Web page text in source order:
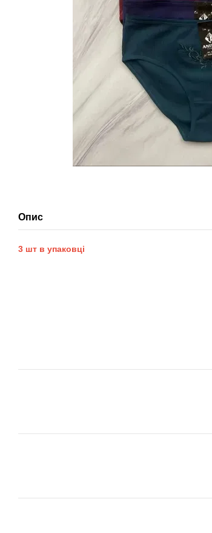
Опис
3 шт в упаковці